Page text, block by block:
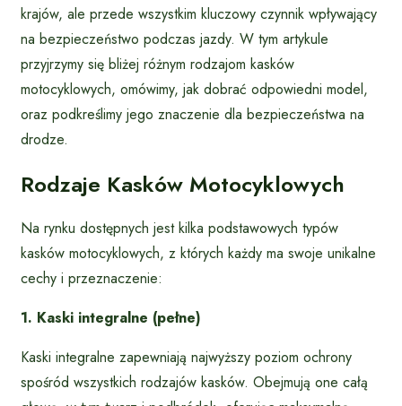
krajów, ale przede wszystkim kluczowy czynnik wpływający
na bezpieczeństwo podczas jazdy. W tym artykule
przyjrzymy się bliżej różnym rodzajom kasków
motocyklowych, omówimy, jak dobrać odpowiedni model,
oraz podkreślimy jego znaczenie dla bezpieczeństwa na
drodze.
Rodzaje Kasków Motocyklowych
Na rynku dostępnych jest kilka podstawowych typów
kasków motocyklowych, z których każdy ma swoje unikalne
cechy i przeznaczenie:
1. Kaski integralne (pełne)
Kaski integralne zapewniają najwyższy poziom ochrony
spośród wszystkich rodzajów kasków. Obejmują one całą